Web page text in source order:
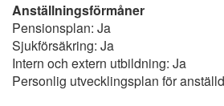
Anställningsförmåner
Pensionsplan: Ja
Sjukförsäkring: Ja
Intern och extern utbildning: Ja
Personlig utvecklingsplan för